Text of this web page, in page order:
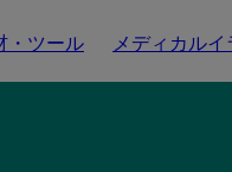
・ツール メディカル